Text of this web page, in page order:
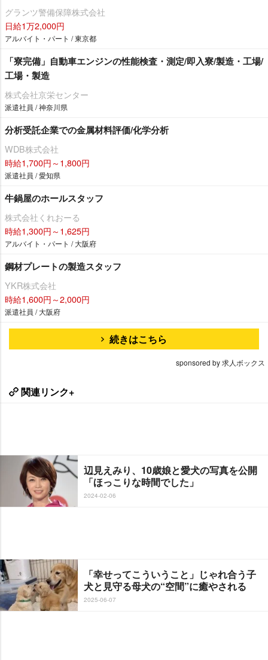
グランツ警備保障株式会社
日給1万2,000円
アルバイト・パート / 東京都
「寮完備」自動車エンジンの性能検査・測定/即入寮/製造・工場/
工場・製造
株式会社京栄センター
派遣社員 / 神奈川県
分析受託企業での金属材料評価/化学分析
WDB株式会社
時給1,700円～1,800円
派遣社員 / 愛知県
牛鍋屋のホールスタッフ
株式会社くれおーる
時給1,300円～1,625円
アルバイト・パート / 大阪府
鋼材プレートの製造スタッフ
YKR株式会社
時給1,600円～2,000円
派遣社員 / 大阪府
続きはこちら
sponsored by 求人ボックス
関連リンク+
辺見えみり、10歳娘と愛犬の写真を公開
「ほっこりな時間でした」
2024-02-06
「幸せってこういうこと」じゃれ合う子
犬と見守る母犬の“空間”に癒やされる
2025-06-07